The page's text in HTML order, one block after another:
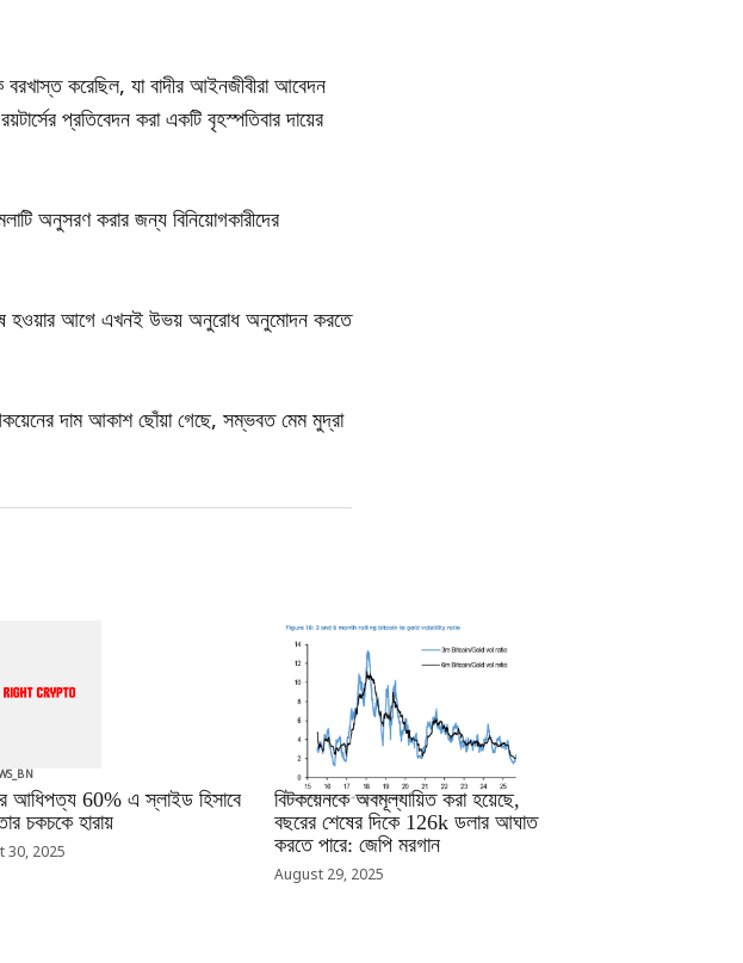
করেছিল, যা বাদীর আইনজীবীরা আবেদন
প্রতিবেদন করা একটি বৃহস্পতিবার দায়ের
অনুসরণ করার জন্য বিনিয়োগকারীদের
শেষ হওয়ার আগে এখনই উভয় অনুরোধ অনুমোদন করতে
দাম আকাশ ছোঁয়া গেছে, সম্ভবত মেম মুদ্রা
আধিপত্য 60% এ স্লাইড হিসাবে
চকচকে হারায়
30, 2025
RRCNEWS_BN
বিটকয়েনকে অবমূল্যায়িত করা হয়েছে,
বছরের শেষের দিকে 126k ডলার আঘাত
করতে পারে: জেপি মরগান
August 29, 2025